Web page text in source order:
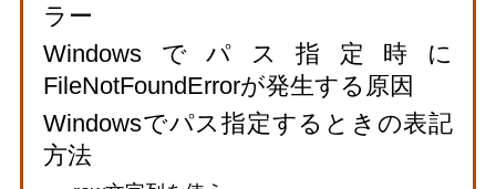
ラー
Windowsでパス指定時に
FileNotFoundErrorが発生する原因
Windowsでパス指定するときの表記
方法